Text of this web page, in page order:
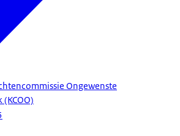
Ongewenste